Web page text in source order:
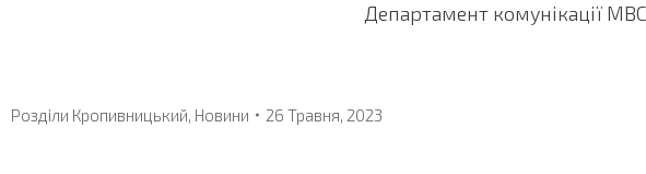
комунікації МВС
Розділи Кропивницький, Новини 26 Травня, 2023